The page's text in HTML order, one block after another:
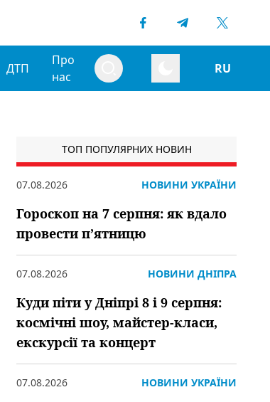
ДТП
Про
нас
RU
ТОП ПОПУЛЯРНИХ НОВИН
07.08.2026 НОВИНИ УКРАЇНИ
Гороскоп на 7 серпня: як вдало
провести пʼятницю
07.08.2026 НОВИНИ ДНІПРА
Куди піти у Дніпрі 8 і 9 серпня:
космічні шоу, майстер-класи,
екскурсії та концерт
07.08.2026 НОВИНИ УКРАЇНИ